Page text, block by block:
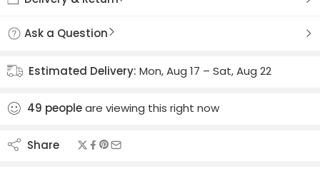
Ask a Question
Estimated Delivery: Mon, Aug 17 – Sat, Aug 22
49 peopleare viewing this right now
Share